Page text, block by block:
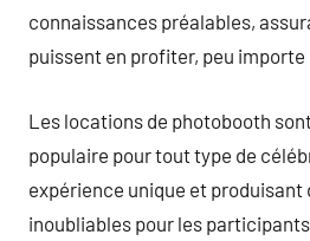
connaissances préalables,
puissent en profiter, peu importe
Les locations de photobooth
populaire pour tout type de
expérience unique et produisant
inoubliables pour les